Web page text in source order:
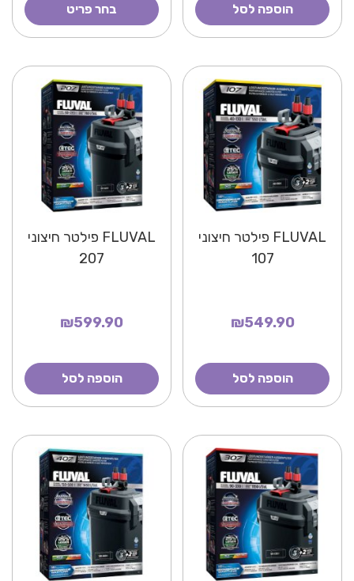
הוספה לסל בחר פריט
FLUVAL פילטר חיצוני
107
₪549.90
הוספה לסל
FLUVAL פילטר חיצוני
207
₪599.90
הוספה לסל